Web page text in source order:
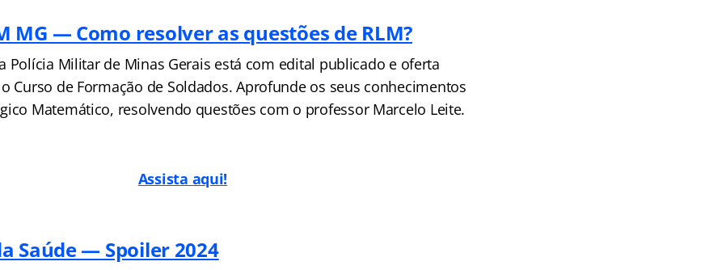
MG — Como resolver as questões de RLM?
Polícia Militar de Minas Gerais está com edital publicado e oferta
Curso de Formação de Soldados. Aprofunde os seus conhecimentos
Matemático, resolvendo questões com o professor Marcelo Leite.
Assista aqui!
Saúde — Spoiler 2024